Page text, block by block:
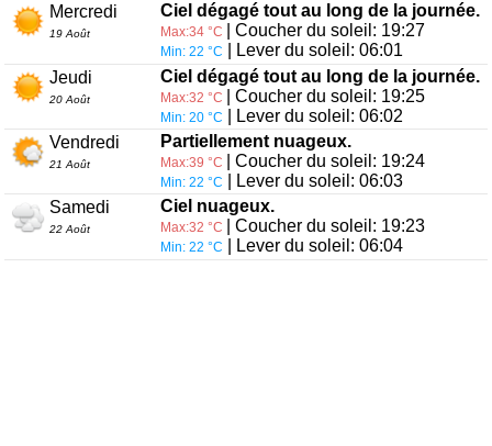
Mercredi
19 Août
Ciel dégagé tout au long de la journée.
Max:34 °C | Coucher du soleil: 19:27
Min: 22 °C
| Lever du soleil: 06:01
Jeudi
20 Août
Ciel dégagé tout au long de la journée.
Max:32 °C | Coucher du soleil: 19:25
Min: 20 °C
| Lever du soleil: 06:02
Vendredi
21 Août
Partiellement nuageux.
Max:39 °C | Coucher du soleil: 19:24
Min: 22 °C
| Lever du soleil: 06:03
Samedi
22 Août
Ciel nuageux.
Max:32 °C | Coucher du soleil: 19:23
Min: 22 °C | Lever du soleil: 06:04